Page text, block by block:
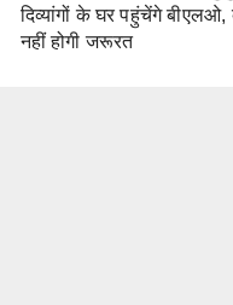
दिव्यांगों के घर पहुंचेंगे
नहीं होगी जरूरत